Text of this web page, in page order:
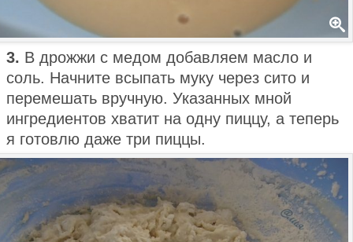
3. В дрожжи с медом добавляем масло и
соль. Начните всыпать муку через сито и
перемешать вручную. Указанных мной
ингредиентов хватит на одну пиццу, а теперь
я готовлю даже три пиццы.